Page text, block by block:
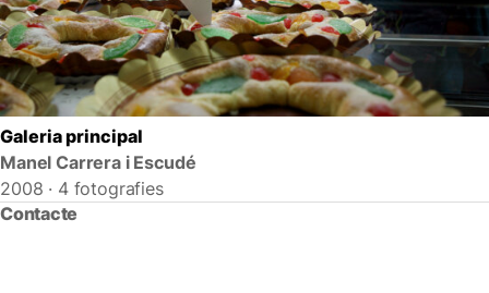
Galeria principal
Manel Carrera i Escudé
2008 · 4 fotografies
Contacte